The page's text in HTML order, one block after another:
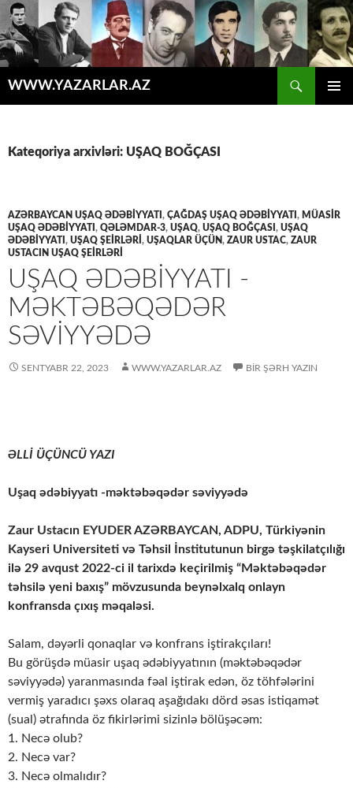
WWW.YAZARLAR.AZ
Kateqoriya arxivləri: UŞAQ BOĞÇASI
AZƏRBAYCAN UŞAQ ƏDƏBİYYATI , ÇAĞDAŞ UŞAQ ƏDƏBİYYATI , MÜASİR
UŞAQ ƏDƏBİYYATI , QƏLƏMDAR-3, UŞAQ, UŞAQ BOĞÇASI , UŞAQ
ƏDƏBİYYATI , UŞAQ ŞEİRLƏRİ , UŞAQLAR ÜÇÜN, ZAUR USTAC, ZAUR
USTACIN UŞAQ ŞEİRLƏRİ
UŞAQ ƏDƏBIYYATI -
MƏKTƏBƏQƏDƏR
SƏVIYYƏDƏ
SENTYABR 22, 2023 WWW.YAZARLAR.AZ BIR ŞƏRH YAZIN
ƏLLİ ÜÇÜNCÜ YAZI
Uşaq ədəbiyyatı -məktəbəqədər səviyyədə
Zaur Ustacın EYUDER AZƏRBAYCAN, ADPU, Türkiyənin
Kayseri Universiteti və Təhsil İnstitutunun birgə təşkilatçılığı
ilə 29 avqust 2022-ci il tarixdə keçirilmiş “Məktəbəqədər
təhsilə yeni baxış” mövzusunda beynəlxalq onlayn
konfransda çıxış məqaləsi.
Salam, dəyərli qonaqlar və konfrans iştirakçıları!
Bu görüşdə müasir uşaq ədəbiyyatının (məktəbəqədər
səviyyədə) yaranmasında fəal iştirak edən, öz töhfələrini
vermiş yaradıcı şəxs olaraq aşağıdakı dörd əsas istiqamət
(sual) ətrafında öz fikirlərimi sizinlə bölüşəcəm:
1. Necə olub?
2. Necə var?
3. Necə olmalıdır?